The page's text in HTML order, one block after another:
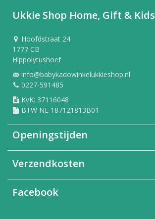
Ukkie Shop Home, Gift & Kids
Hoofdstraat 24
1777 CB
Hippolytushoef
info@babykadowinkelukkieshop.nl
0227-591485
KvK: 37116048
BTW NL 187121813B01
Openingstijden
Verzendkosten
Facebook